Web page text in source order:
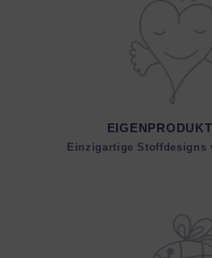
Einzigartige Stoffdesigns